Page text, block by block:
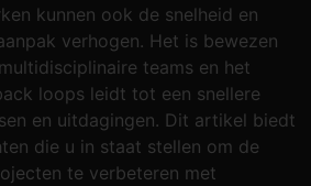
kunnen ook de snelheid en
verhogen. Het is bewezen
teams en het
loops leidt tot een snellere
en uitdagingen. Dit artikel biedt
die u in staat stellen om de
te verbeteren met